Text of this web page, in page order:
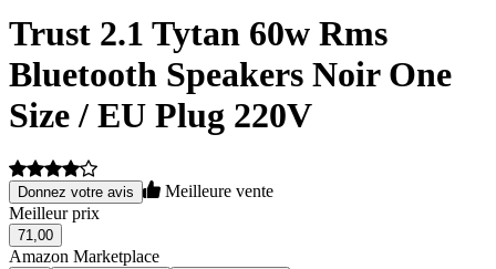
Trust 2.1 Tytan 60w Rms
Bluetooth Speakers Noir One
Size / EU Plug 220V
Donnez votre avis
Meilleure vente
Meilleur prix
71,00
Amazon Marketplace